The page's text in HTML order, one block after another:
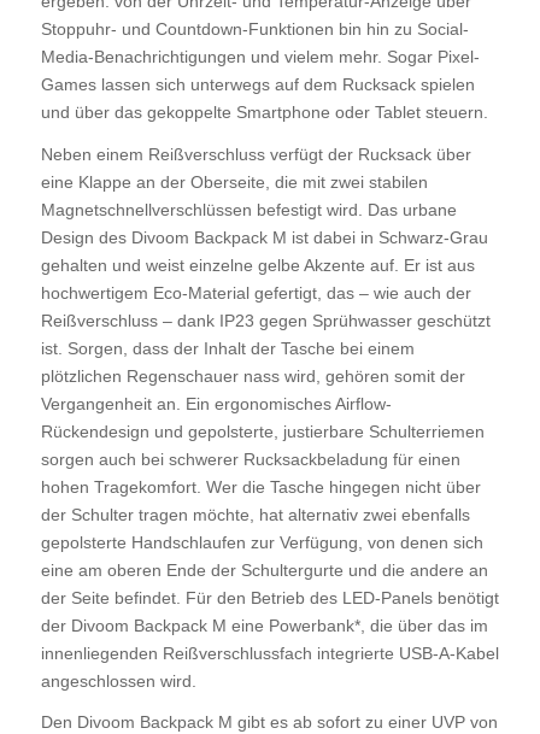
Stoppuhr- und Countdown-Funktionen bin hin zu Social-
Media-Benachrichtigungen und vielem mehr. Sogar Pixel-
Games lassen sich unterwegs auf dem Rucksack spielen
und über das gekoppelte Smartphone oder Tablet steuern.
Neben einem Reißverschluss verfügt der Rucksack über
eine Klappe an der Oberseite, die mit zwei stabilen
Magnetschnellverschlüssen befestigt wird. Das urbane
Design des Divoom Backpack M ist dabei in Schwarz-Grau
gehalten und weist einzelne gelbe Akzente auf. Er ist aus
hochwertigem Eco-Material gefertigt, das – wie auch der
Reißverschluss – dank IP23 gegen Sprühwasser geschützt
ist. Sorgen, dass der Inhalt der Tasche bei einem
plötzlichen Regenschauer nass wird, gehören somit der
Vergangenheit an. Ein ergonomisches Airflow-
Rückendesign und gepolsterte, justierbare Schulterriemen
sorgen auch bei schwerer Rucksackbeladung für einen
hohen Tragekomfort. Wer die Tasche hingegen nicht über
der Schulter tragen möchte, hat alternativ zwei ebenfalls
gepolsterte Handschlaufen zur Verfügung, von denen sich
eine am oberen Ende der Schultergurte und die andere an
der Seite befindet. Für den Betrieb des LED-Panels benötigt
der Divoom Backpack M eine Powerbank*, die über das im
innenliegenden Reißverschlussfach integrierte USB-A-Kabel
angeschlossen wird.
Den Divoom Backpack M gibt es ab sofort zu einer UVP von